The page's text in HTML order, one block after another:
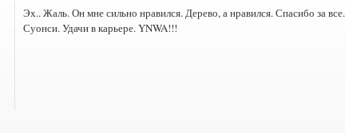
Эх.. Жаль. Он мне сильно нравился. Дерево, а нравился. Спасибо за
Суонси. Удачи в карьере. YNWA!!!